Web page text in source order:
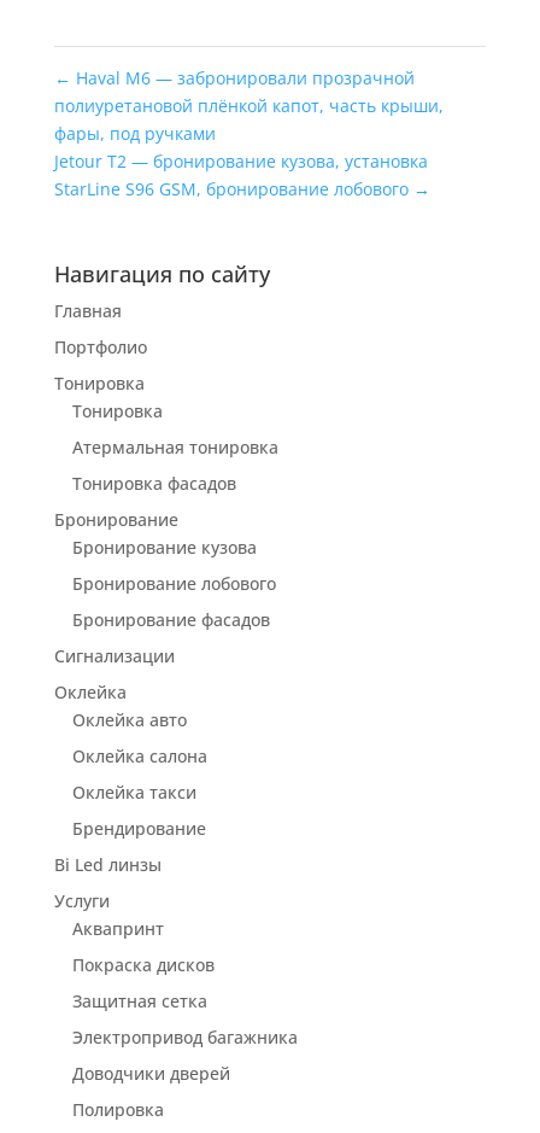
← Haval M6 — забронировали прозрачной
полиуретановой плёнкой капот, часть крыши,
фары, под ручками
Jetour T2 — бронирование кузова, установка
StarLine S96 GSM, бронирование лобового →
Навигация по сайту
Главная
Портфолио
Тонировка
Тонировка
Атермальная тонировка
Тонировка фасадов
Бронирование
Бронирование кузова
Бронирование лобового
Бронирование фасадов
Сигнализации
Оклейка
Оклейка авто
Оклейка салона
Оклейка такси
Брендирование
Bi Led линзы
Услуги
Аквапринт
Покраска дисков
Защитная сетка
Электропривод багажника
Доводчики дверей
Полировка